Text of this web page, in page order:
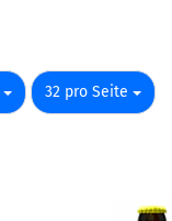
32 pro Seite
pro Seite